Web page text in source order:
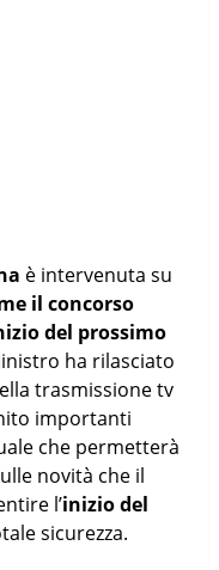
è intervenuta su
il concorso
del prossimo
ha rilasciato
trasmissione tv
importanti
che permetterà
novità che il
l’inizio del
sicurezza.